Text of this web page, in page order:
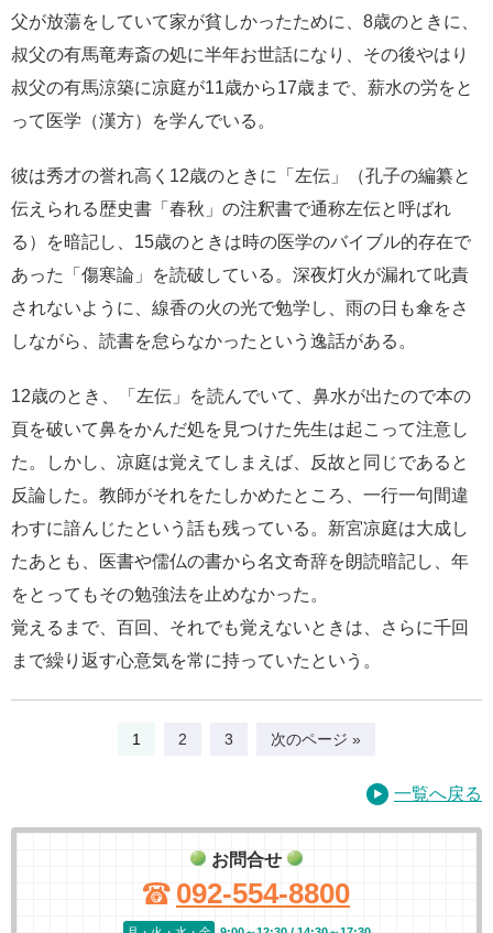
父が放蕩をしていて家が貧しかったために、8歳のときに、
叔父の有馬竜寿斎の処に半年お世話になり、その後やはり
叔父の有馬涼築に凉庭が11歳から17歳まで、薪水の労をと
って医学（漢方）を学んでいる。
彼は秀才の誉れ高く12歳のときに「左伝」（孔子の編纂と
伝えられる歴史書「春秋」の注釈書で通称左伝と呼ばれ
る）を暗記し、15歳のときは時の医学のバイブル的存在で
あった「傷寒論」を読破している。深夜灯火が漏れて叱責
されないように、線香の火の光で勉学し、雨の日も傘をさ
しながら、読書を怠らなかったという逸話がある。
12歳のとき、「左伝」を読んでいて、鼻水が出たので本の
頁を破いて鼻をかんだ処を見つけた先生は起こって注意し
た。しかし、凉庭は覚えてしまえば、反故と同じであると
反論した。教師がそれをたしかめたところ、一行一句間違
わすに諳んじたという話も残っている。新宮凉庭は大成し
たあとも、医書や儒仏の書から名文奇辞を朗読暗記し、年
をとってもその勉強法を止めなかった。
覚えるまで、百回、それでも覚えないときは、さらに千回
まで繰り返す心意気を常に持っていたという。
1 2 3 次のページ »
一覧へ戻る
お問合せ
092-554-8800